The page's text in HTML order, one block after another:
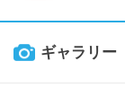
ギャラリー